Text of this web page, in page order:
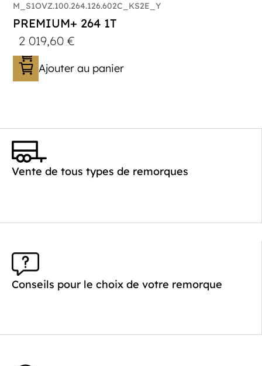
PTAC :
Poids à vide (kg) : 260
M_S1OVZ.100.264.126.602C_KS2E_Y
PREMIUM+ 264 1T
2 019,60€
Ajouter au panier
Vente de tous types de remorques
Conseils pour le choix de votre remorque